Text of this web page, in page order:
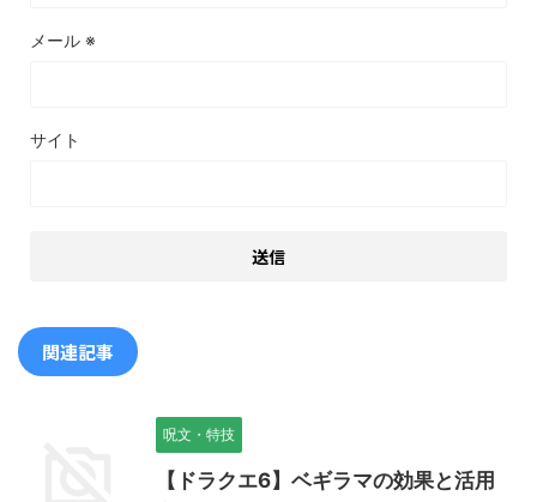
メール ※
サイト
関連記事
呪文・特技
【ドラクエ6】ベギラマの効果と活用